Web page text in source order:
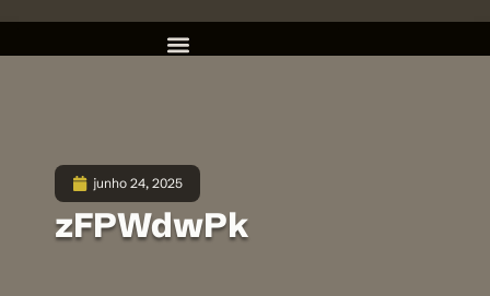
junho 24, 2025
zFPWdwPk